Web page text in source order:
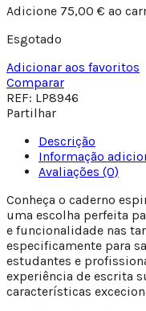
Adicione 75,00 € ao
Esgotado
Adicionar aos favoritos
Comparar
REF: LP8946
Partilhar
Descrição
Informação
Avaliações (0)
Conheça o caderno
uma escolha perfeita
e funcionalidade nas
especificamente para
estudantes e
experiência de escrita
características